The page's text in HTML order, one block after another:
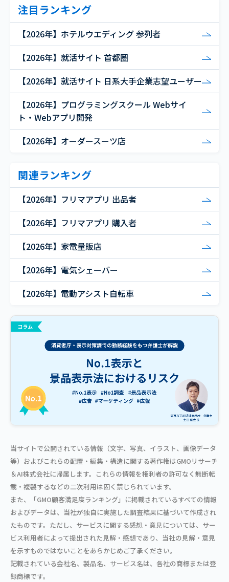
注目ランキング
【2026年】ホテルウエディング 参列者
【2026年】就活サイト 首都圏
【2026年】就活サイト 日系大手企業志望ユーザー
【2026年】プログラミングスクール Webサイ
ト・Webアプリ開発
【2026年】オーダースーツ店
関連ランキング
【2026年】フリマアプリ 出品者
【2026年】フリマアプリ 購入者
【2026年】家電量販店
【2026年】電気シェーバー
【2026年】電動アシスト自転車
当サイトで公開されている情報（文字、写真、イラスト、画像データ
等）およびこれらの配置・編集・構造に関する著作権はGMOリサーチ
＆AI株式会社に帰属します。これらの情報を権利者の許可なく無断転
載・複製するなどの二次利用は固く禁じられています。
また、「GMO顧客満足度ランキング」に掲載されているすべての情報
およびデータは、当社が独自に実施した調査結果に基づいて作成され
たものです。ただし、サービスに関する感想・意見については、サー
ビス利用者によって提出された見解・感想であり、当社の見解・意見
を示すものではないことをあらかじめご了承ください。
記載されている会社名、製品名、サービス名は、各社の商標または登
録商標です。